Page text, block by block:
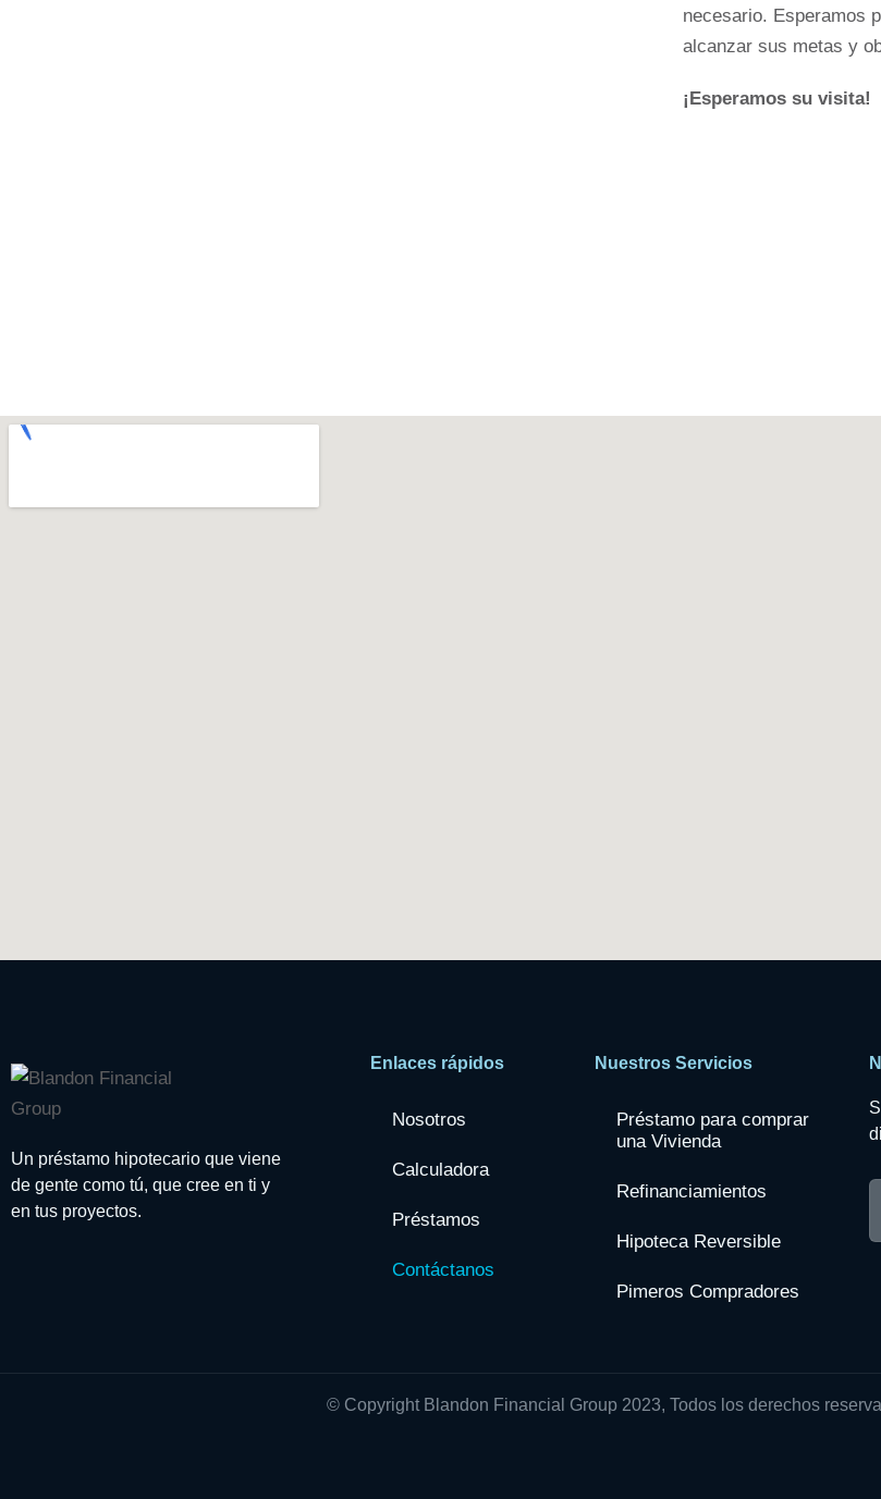
necesario. Esperamos
alcanzar sus metas y
¡Esperamos su visita!
Un préstamo hipotecario que viene
de gente como tú, que cree en ti y
en tus proyectos.
Enlaces rápidos
Nosotros
Calculadora
Préstamos
Contáctanos
Nuestros Servicios
Préstamo para comprar
una Vivienda
Refinanciamientos
Hipoteca Reversible
Pimeros Compradores
© Copyright Blandon Financial Group 2023, Todos los derechos